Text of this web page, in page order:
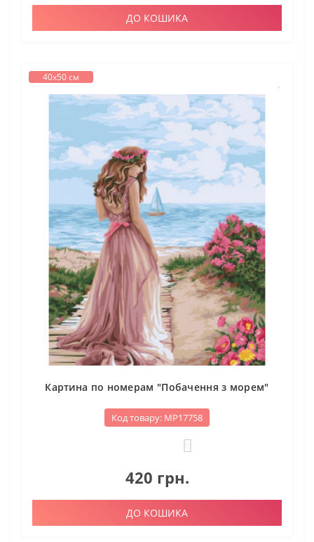
ДО КОШИКА
40х50 см
Картина по номерам "Побачення з морем"
Код товару: МР17758
420 грн.
ДО КОШИКА